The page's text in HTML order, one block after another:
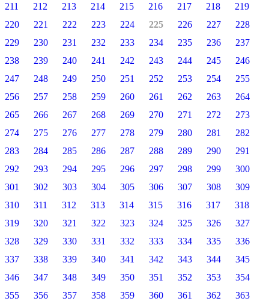
211
212 213 214 215 216 217 218
219
220
221 222 223 224 225 226 227
228
229
230 231 232 233 234 235 236
237
238
239 240 241 242 243 244 245
246
247
248 249 250 251 252 253 254
255
256
257 258 259 260 261 262 263
264
265
266 267 268 269 270 271 272
273
274
275 276 277 278 279 280 281
282
283
284 285 286 287 288 289 290
291
292
293 294 295 296 297 298 299
300
301
302 303 304 305 306 307 308
309
310
311 312 313 314 315 316 317
318
319
320 321 322 323 324 325 326
327
328
329 330 331 332 333 334 335
336
337
338 339 340 341 342 343 344
345
346
347 348 349 350 351 352 353
354
355
356 357 358 359 360 361 362
363